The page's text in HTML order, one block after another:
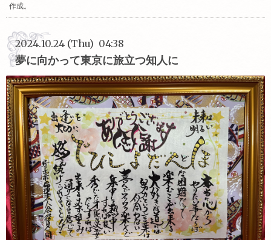
作成。
2024.10.24 (Thu) 04:38
夢に向かって東京に旅立つ知人に